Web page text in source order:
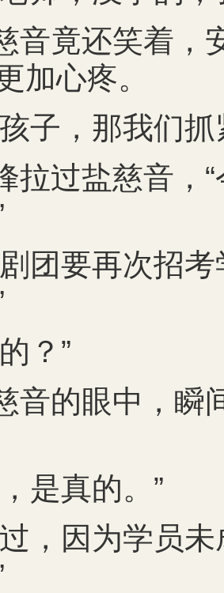
音竟还笑着，
加心疼。
子，那我们抓
拉过盐慈音，
团要再次招
？”
音的眼中，瞬
是真的。”
，因为学员